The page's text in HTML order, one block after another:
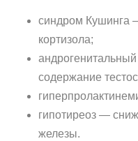
синдром Кушинга
кортизола;
содержание
гипотиреоз —
железы.